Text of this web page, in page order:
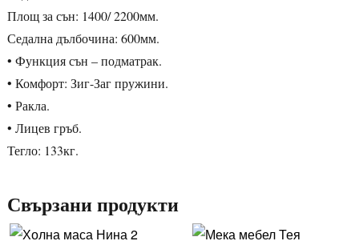
Площ за сън: 1400/ 2200мм.
Седална дълбочина: 600мм.
• Функция сън – подматрак.
• Комфорт: Зиг-Заг пружини.
• Ракла.
• Лицев гръб.
Тегло: 133кг.
Свързани продукти